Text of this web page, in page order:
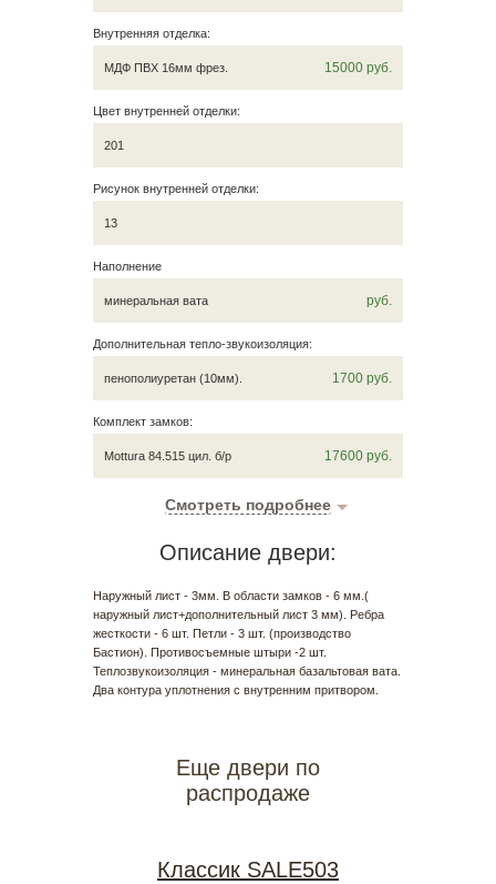
Внутренняя отделка:
МДФ ПВХ 16мм фрез. 15000 руб.
Цвет внутренней отделки:
201
Рисунок внутренней отделки:
13
Наполнение
минеральная вата руб.
Дополнительная тепло-звукоизоляция:
пенополиуретан (10мм). 1700 руб.
Комплект замков:
Mottura 84.515 цил. б/р 17600 руб.
Смотреть подробнее
Описание двери:
Наружный лист - 3мм. В области замков - 6 мм.(
наружный лист+дополнительный лист 3 мм). Ребра
жесткости - 6 шт. Петли - 3 шт. (производство
Бастион). Противосъемные штыри -2 шт.
Теплозвукоизоляция - минеральная базальтовая вата.
Два контура уплотнения с внутренним притвором.
Еще двери по
распродаже
Классик SALE503